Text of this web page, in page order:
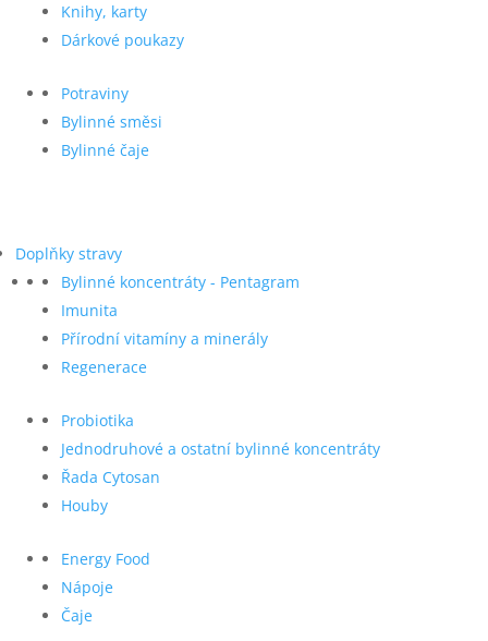
Knihy, karty
Dárkové poukazy
Potraviny
Bylinné směsi
Bylinné čaje
Doplňky stravy
Bylinné koncentráty - Pentagram
Imunita
Přírodní vitamíny a minerály
Regenerace
Probiotika
Jednodruhové a ostatní bylinné koncentráty
Řada Cytosan
Houby
Energy Food
Nápoje
Čaje